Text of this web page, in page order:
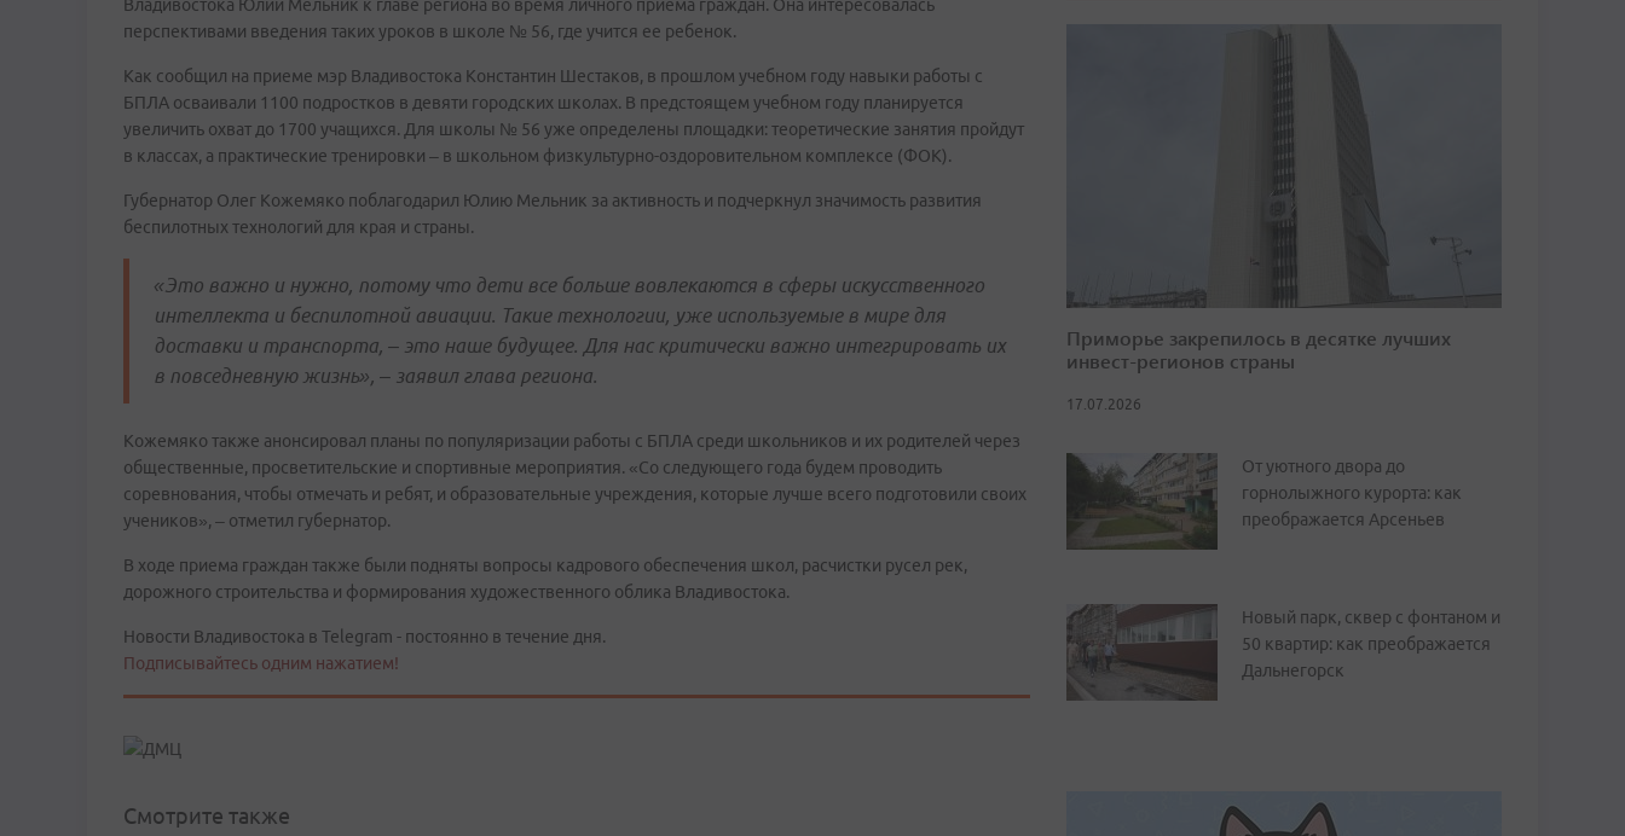
Владивостока Юлии Мельник к главе региона во время личного приема граждан. Она интересовалась
перспективами введения таких уроков в школе № 56, где учится ее ребенок.
Как сообщил на приеме мэр Владивостока Константин Шестаков, в прошлом учебном году навыки работы с
БПЛА осваивали 1100 подростков в девяти городских школах. В предстоящем учебном году планируется
увеличить охват до 1700 учащихся. Для школы № 56 уже определены площадки: теоретические занятия пройдут
в классах, а практические тренировки – в школьном физкультурно-оздоровительном комплексе (ФОК).
Губернатор Олег Кожемяко поблагодарил Юлию Мельник за активность и подчеркнул значимость развития
беспилотных технологий для края и страны.
«Это важно и нужно, потому что дети все больше вовлекаются в сферы искусственного
интеллекта и беспилотной авиации. Такие технологии, уже используемые в мире для
доставки и транспорта, – это наше будущее. Для нас критически важно интегрировать их
в повседневную жизнь», – заявил глава региона.
Кожемяко также анонсировал планы по популяризации работы с БПЛА среди школьников и их родителей через
общественные, просветительские и спортивные мероприятия. «Со следующего года будем проводить
соревнования, чтобы отмечать и ребят, и образовательные учреждения, которые лучше всего подготовили своих
учеников», – отметил губернатор.
В ходе приема граждан также были подняты вопросы кадрового обеспечения школ, расчистки русел рек,
дорожного строительства и формирования художественного облика Владивостока.
Новости Владивостока в Telegram - постоянно в течение дня.
Подписывайтесь одним нажатием!
Смотрите также
Приморье закрепилось в десятке лучших
инвест-регионов страны
17.07.2026
От уютного двора до
горнолыжного курорта: как
преображается Арсеньев
Новый парк, сквер с фонтаном и
50 квартир: как преображается
Дальнегорск